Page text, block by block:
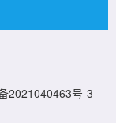
2021040463号-3